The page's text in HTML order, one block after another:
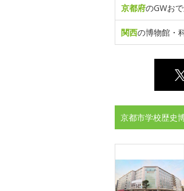
京都府のGWお
関西の博物館・
京都市学校歴史